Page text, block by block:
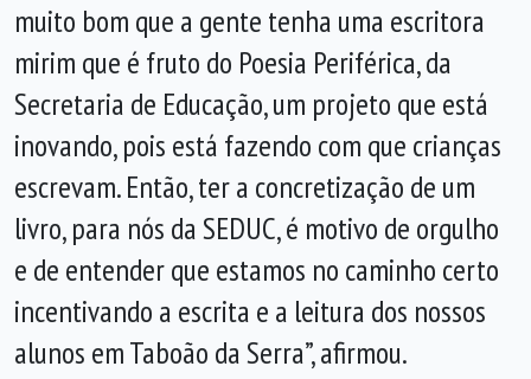
muito bom que a gente tenha uma escritora
mirim que é fruto do Poesia Periférica, da
Secretaria de Educação, um projeto que está
inovando, pois está fazendo com que crianças
escrevam. Então, ter a concretização de um
livro, para nós da SEDUC, é motivo de orgulho
e de entender que estamos no caminho certo
incentivando a escrita e a leitura dos nossos
alunos em Taboão da Serra”, afirmou.